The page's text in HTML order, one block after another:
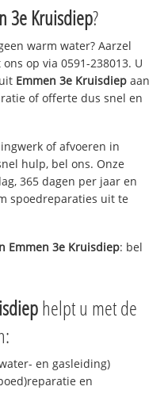
3e Kruisdiep?
warm water? Aarzel
op via 0591-238013. U
Emmen 3e Kruisdiep aan
of offerte dus snel en
of afvoeren in
hulp, bel ons. Onze
365 dagen per jaar en
spoedreparaties uit te
Emmen 3e Kruisdiep: bel
helpt u met de
en gasleiding)
en